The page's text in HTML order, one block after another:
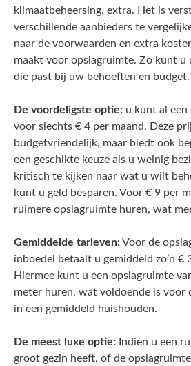
klimaatbeheersing, extra. Het is
verschillende aanbieders te
naar de voorwaarden en extra
maakt voor opslagruimte. Zo kunt u
die past bij uw behoeften en budget.
De voordeligste optie: u kunt al
voor slechts € 4 per maand. Deze
budgetvriendelijk, maar biedt ook
een geschikte keuze als u weinig
kritisch te kijken naar wat u wilt
kunt u geld besparen. Voor € 9 per
ruimere opslagruimte huren, wat
Gemiddelde tarieven:Voor de
inboedel betaalt u gemiddeld zo’n €
Hiermee kunt u een opslagruimte
meter huren, wat voldoende is voor
in een gemiddeld huishouden.
De meest luxe optie: Indien u een
groot gezin heeft, of de